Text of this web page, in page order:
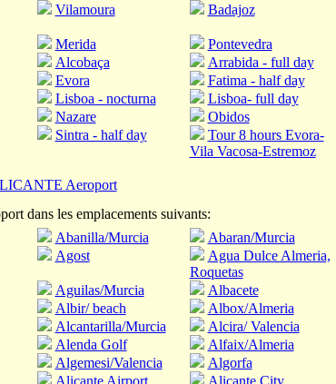
Vilamoura Badajoz
Merida
Pontevedra
Alcobaça
Arrabida - full day
Evora
Fatima - half day
Lisboa - nocturna
Lisboa- full day
Nazare
Obidos
Sintra - half day
Tour 8 hours Evora-
Vila Vacosa-Estremoz
Aeroport
dans les emplacements suivants:
Abanilla/Murcia
Abaran/Murcia
Agost
Agua Dulce Almeria,
Roquetas
Aguilas/Murcia
Albacete
Albir/ beach
Albox/Almeria
Alcantarilla/Murcia
Alcira/ Valencia
Alenda Golf
Alfaix/Almeria
Algemesi/Valencia
Algorfa
Alicante Airport
Alicante City